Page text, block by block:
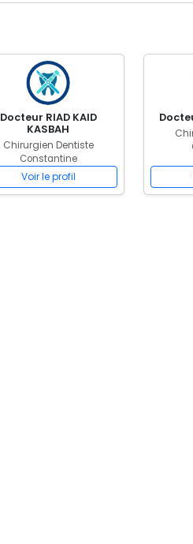
Docteur RIAD KAID
KASBAH
Chirurgien Dentiste
Constantine
Voir le profil